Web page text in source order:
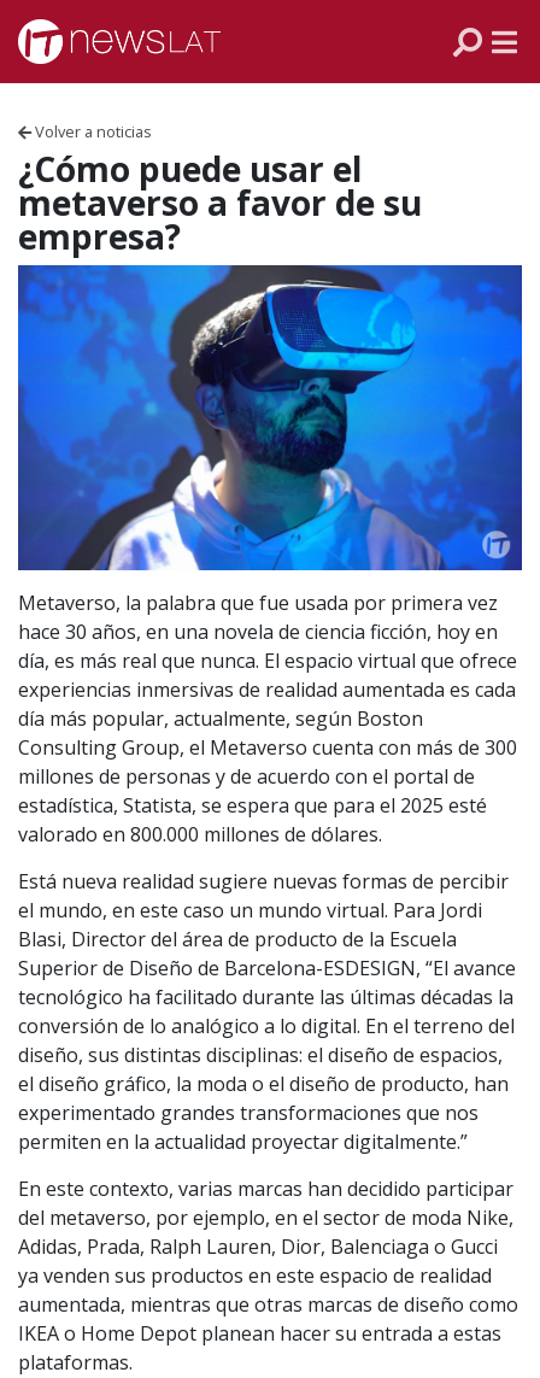
Skip to content
Volver a noticias
¿Cómo puede usar el
metaverso a favor de su
empresa?
Metaverso, la palabra que fue usada por primera vez
hace 30 años, en una novela de ciencia ficción, hoy en
día, es más real que nunca. El espacio virtual que ofrece
experiencias inmersivas de realidad aumentada es cada
día más popular, actualmente, según Boston
Consulting Group, el Metaverso cuenta con más de 300
millones de personas y de acuerdo con el portal de
estadística, Statista, se espera que para el 2025 esté
valorado en 800.000 millones de dólares.
Está nueva realidad sugiere nuevas formas de percibir
el mundo, en este caso un mundo virtual. Para Jordi
Blasi, Director del área de producto de la Escuela
Superior de Diseño de Barcelona-ESDESIGN, “El avance
tecnológico ha facilitado durante las últimas décadas la
conversión de lo analógico a lo digital. En el terreno del
diseño, sus distintas disciplinas: el diseño de espacios,
el diseño gráfico, la moda o el diseño de producto, han
experimentado grandes transformaciones que nos
permiten en la actualidad proyectar digitalmente.”
En este contexto, varias marcas han decidido participar
del metaverso, por ejemplo, en el sector de moda Nike,
Adidas, Prada, Ralph Lauren, Dior, Balenciaga o Gucci
ya venden sus productos en este espacio de realidad
aumentada, mientras que otras marcas de diseño como
IKEA o Home Depot planean hacer su entrada a estas
plataformas.
ECUADOR
CHILE
ARGENTINA
MÉXICO